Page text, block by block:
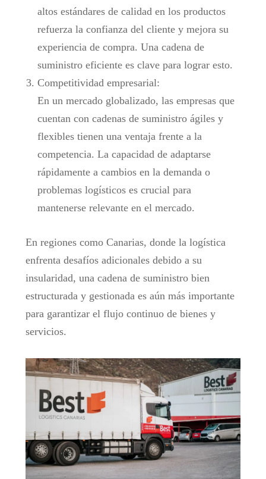
altos estándares de calidad en los productos
refuerza la confianza del cliente y mejora su
experiencia de compra. Una cadena de
suministro eficiente es clave para lograr esto.
Competitividad empresarial:
En un mercado globalizado, las empresas que
cuentan con cadenas de suministro ágiles y
flexibles tienen una ventaja frente a la
competencia. La capacidad de adaptarse
rápidamente a cambios en la demanda o
problemas logísticos es crucial para
mantenerse relevante en el mercado.
En regiones como Canarias, donde la logística
enfrenta desafíos adicionales debido a su
insularidad, una cadena de suministro bien
estructurada y gestionada es aún más importante
para garantizar el flujo continuo de bienes y
servicios.